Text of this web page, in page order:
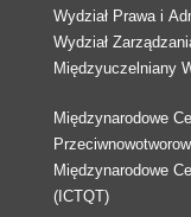
Wydział Prawa i
Wydział
Międzyuczelniany
Międzynarodowe
Międzynarodowe
(ICTQT)